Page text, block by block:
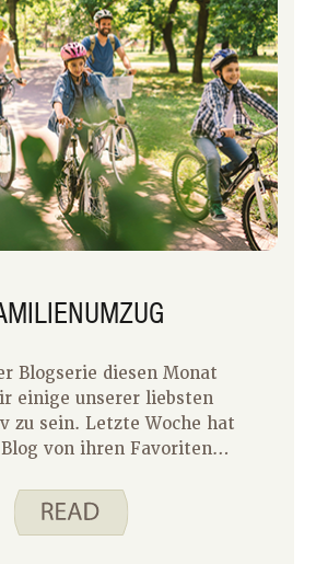
zu bleiben.
Blogserie diesen Monat
einige unserer liebsten
zu sein. Letzte Woche hat
von ihren Favoriten
weil sie eine
Aktivitätsexpertin ist.